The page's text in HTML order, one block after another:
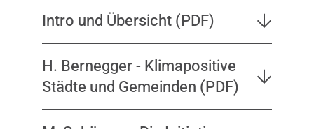
Intro und Übersicht (PDF)
H. Bernegger - Klimapositive
Städte und Gemeinden (PDF)